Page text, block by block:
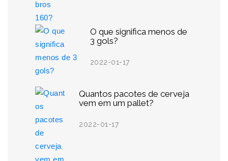
O que significa menos de
3 gols?
2022-01-17
Quantos pacotes de cerveja
vem em um pallet?
2022-01-17